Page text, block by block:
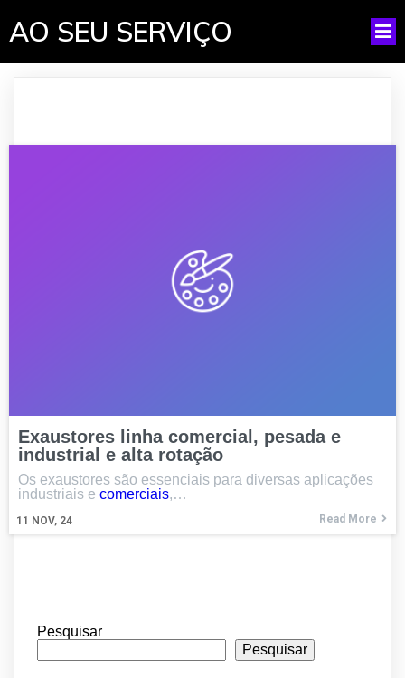
AO SEU SERVIÇO
Exaustores linha comercial, pesada e
industrial e alta rotação
11 NOV, 24
Os exaustores são essenciais para diversas aplicações
industriais e comerciais,…
Read More
Pesquisar
Pesquisar